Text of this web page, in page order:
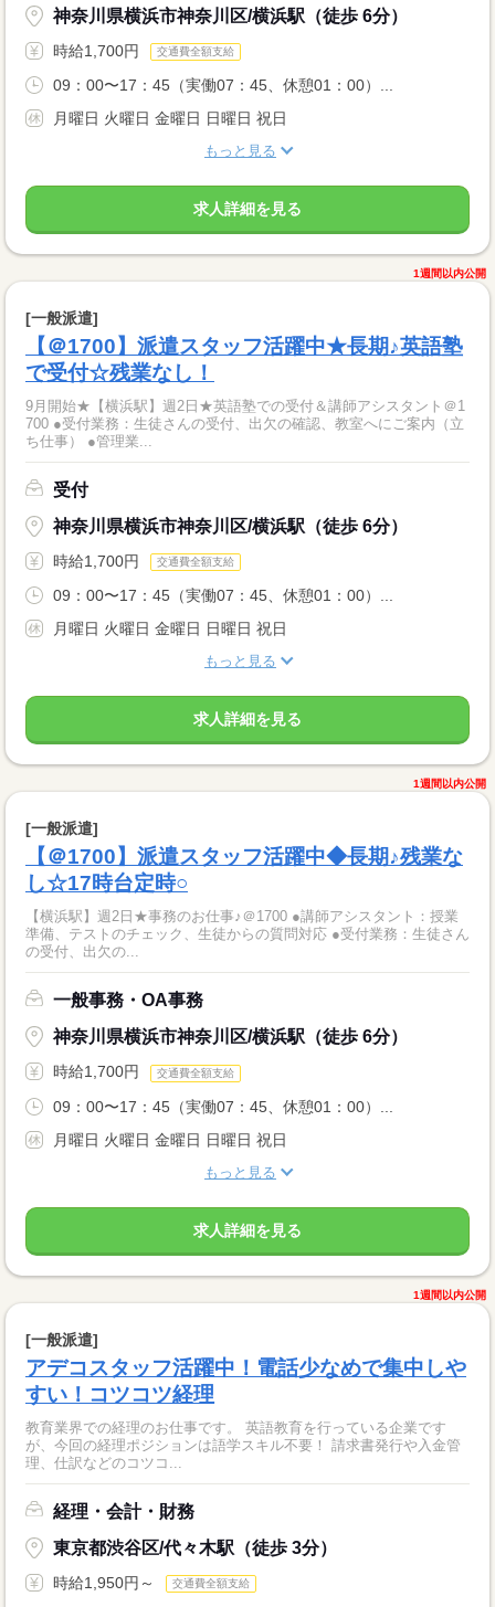
神奈川県横浜市神奈川区/横浜駅（徒歩 6分）
時給1,700円 交通費全額支給
09：00〜17：45（実働07：45、休憩01：00）...
月曜日 火曜日 金曜日 日曜日 祝日
もっと見る
求人詳細を見る
1週間以内公開
[一般派遣]
【＠1700】派遣スタッフ活躍中★長期♪英語塾
で受付☆残業なし！
9月開始★【横浜駅】週2日★英語塾での受付＆講師アシスタント＠1
700 ●受付業務：生徒さんの受付、出欠の確認、教室へにご案内（立
ち仕事） ●管理業...
受付
神奈川県横浜市神奈川区/横浜駅（徒歩 6分）
時給1,700円 交通費全額支給
09：00〜17：45（実働07：45、休憩01：00）...
月曜日 火曜日 金曜日 日曜日 祝日
もっと見る
求人詳細を見る
1週間以内公開
[一般派遣]
【＠1700】派遣スタッフ活躍中◆長期♪残業な
し☆17時台定時○
【横浜駅】週2日★事務のお仕事♪＠1700 ●講師アシスタント：授業
準備、テストのチェック、生徒からの質問対応 ●受付業務：生徒さん
の受付、出欠の...
一般事務・OA事務
神奈川県横浜市神奈川区/横浜駅（徒歩 6分）
時給1,700円 交通費全額支給
09：00〜17：45（実働07：45、休憩01：00）...
月曜日 火曜日 金曜日 日曜日 祝日
もっと見る
求人詳細を見る
1週間以内公開
[一般派遣]
アデコスタッフ活躍中！電話少なめで集中しや
すい！コツコツ経理
教育業界での経理のお仕事です。 英語教育を行っている企業です
が、今回の経理ポジションは語学スキル不要！ 請求書発行や入金管
理、仕訳などのコツコ...
経理・会計・財務
東京都渋谷区/代々木駅（徒歩 3分）
時給1,950円～ 交通費全額支給